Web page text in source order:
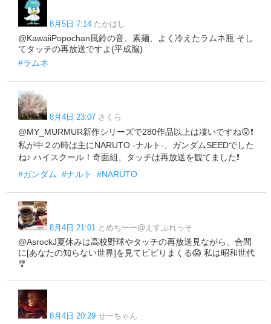
8月5日 7:14 たかはし
@KawaiiPopochan風鈴の音、素麺、よく冷えたラムネ瓶 そし
てタッチの再放送ですよ(平成脳)
#ラムネ
8月4日 23:07 さくら
@MY_MURMUR新作シリーズで280作品以上は凄いですね😲❗
私が中２の時は主にNARUTO -ナルト-、ガンダムSEEDでした
ね♪ ハイスクール！奇面組、タッチは再放送を観てました❗
#ガンダム #ナルト #NARUTO
8月4日 21:01 とめちーー@えすぷれっそ
@AsrockJ夏休みは高校野球やタッチの再放送見ながら、合間
に[あなたの知らない世界]を見てビビりまくる😱 私は昭和世代
🎐
8月4日 20:29 せーちゃん